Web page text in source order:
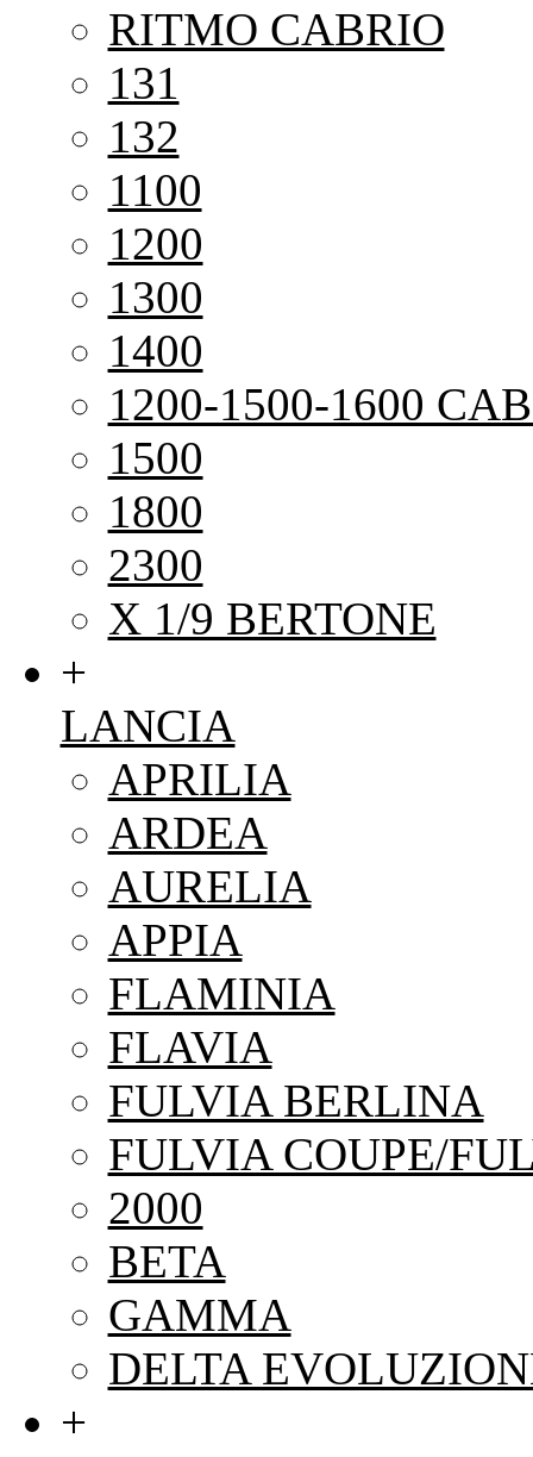
RITMO CABRIO
131
132
1100
1200
1300
1400
1200-1500-1600
1500
1800
2300
X 1/9 BERTONE
+
LANCIA
APRILIA
ARDEA
AURELIA
APPIA
FLAMINIA
FLAVIA
FULVIA BERLINA
FULVIA COUPE/
2000
BETA
GAMMA
DELTA
+